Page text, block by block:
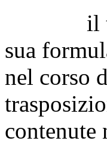
il testo
sua
nel corso
contenute